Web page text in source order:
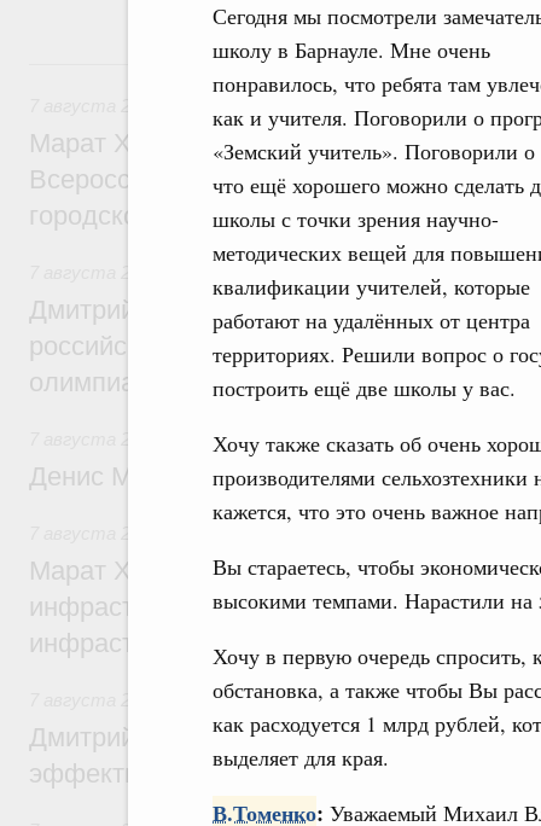
Сегодня мы посмотрели
школу в Барнауле. Мне очень
понравилось, что ребята там
как и учителя. Поговорили о
«Земский учитель». Поговорили
что ещё хорошего можно сделать
школы с точки зрения научно-
методических вещей для
квалификации учителей, которые
работают на удалённых от центра
территориях. Решили вопрос о
построить ещё две школы у вас.
Хочу также сказать об очень
производителями
кажется, что это очень важное
Вы стараетесь, чтобы
высокими темпами. Нарастили на
Хочу в первую очередь спросить,
обстановка, а также чтобы Вы
как расходуется 1 млрд рублей,
выделяет для края.
В.Томенко: Уважаемый Михаил
7 августа, пятница
Марат Хуснуллин провёл заседание
Всероссийского конкурса лучших
городской среды
Дмитрий Чернышенко и Сергей Кравцов
российскую сборную с победой на
олимпиаде по искусственному
Общие вопросы промышленной политики
Денис Мантуров посетил Ярославскую
Марат Хуснуллин: 15 объектов
инфраструктуры построили и обновили
инфраструктурным кредитам
Развитие сельских территорий
Дмитрий Патрушев: Синхронизация
эффективность поддержки сельских